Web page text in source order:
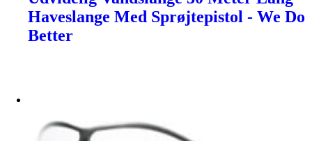
Haveslange Med Sprøjtepistol - We Do
Better